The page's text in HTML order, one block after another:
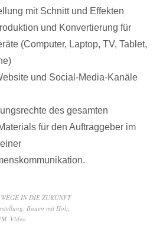
mit Schnitt und Effekten
und Konvertierung für
(Computer, Laptop, TV, Tablet,
und Social-Media-Kanäle
des gesamten
für den Auftraggeber im
IN DIE ZUKUNFT
, Bauen mit Holz,
, Video